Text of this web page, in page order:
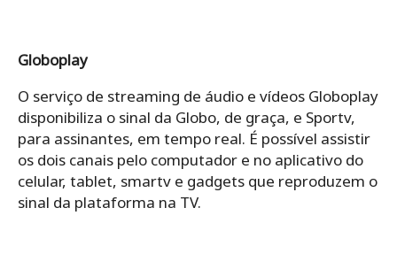
Globoplay
O serviço de streaming de áudio e vídeos Globoplay
disponibiliza o sinal da Globo, de graça, e Sportv,
para assinantes, em tempo real. É possível assistir
os dois canais pelo computador e no aplicativo do
celular, tablet, smartv e gadgets que reproduzem o
sinal da plataforma na TV.